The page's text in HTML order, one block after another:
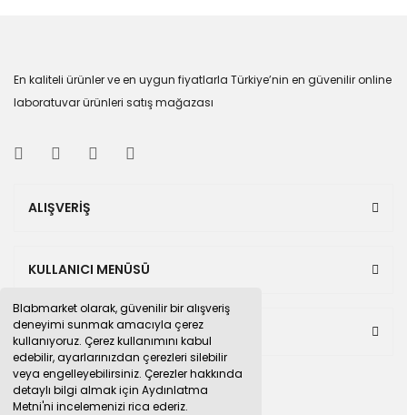
Blabmarket olarak, güvenilir bir alışveriş
deneyimi sunmak amacıyla çerez
kullanıyoruz. Çerez kullanımını kabul
edebilir, ayarlarınızdan çerezleri silebilir
veya engelleyebilirsiniz. Çerezler hakkında
detaylı bilgi almak için Aydınlatma
Metni'ni incelemenizi rica ederiz.
En kaliteli ürünler ve en uygun fiyatlarla Türkiye’nin en güvenilir online
laboratuvar ürünleri satış mağazası
ALIŞVERİŞ
KULLANICI MENÜSÜ
BULUNDUĞUMUZ PAZAR YERLERİ